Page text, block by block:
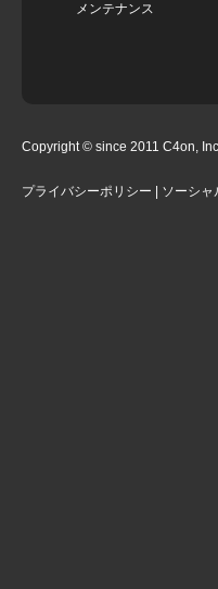
メンテナンス
Copyright © since 2011 C4on,
プライバシーポリシー ソーシャ